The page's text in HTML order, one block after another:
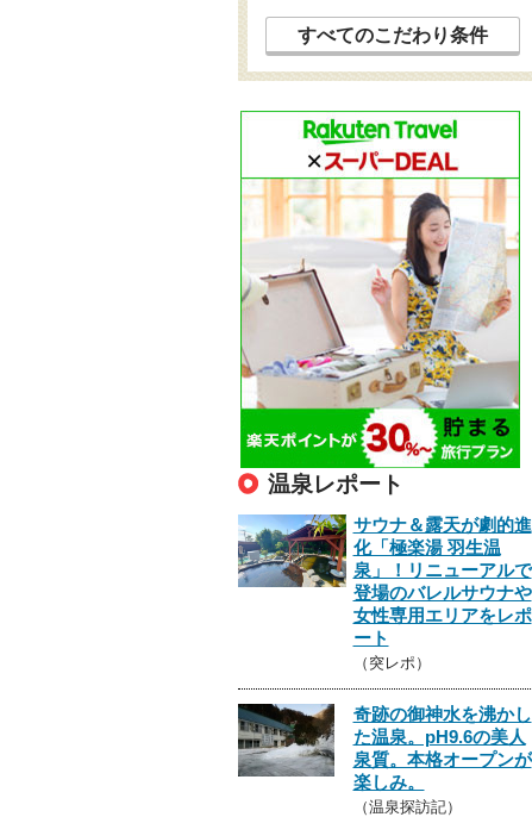
すべてのこだわり条件
温泉レポート
サウナ＆露天が劇的進
化「極楽湯 羽生温
泉」！リニューアルで
登場のバレルサウナや
女性専用エリアをレポ
ート
（突レポ）
奇跡の御神水を沸かし
た温泉。pH9.6の美人
泉質。本格オープンが
楽しみ。
（温泉探訪記）